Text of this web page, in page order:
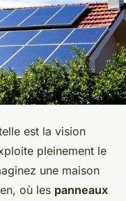
est la vision
pleinement le
une maison
où les panneaux